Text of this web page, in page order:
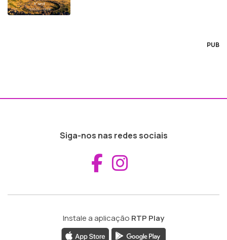
PUB
Siga-nos nas redes sociais
Aceder ao
Instale a aplicação RTP Play